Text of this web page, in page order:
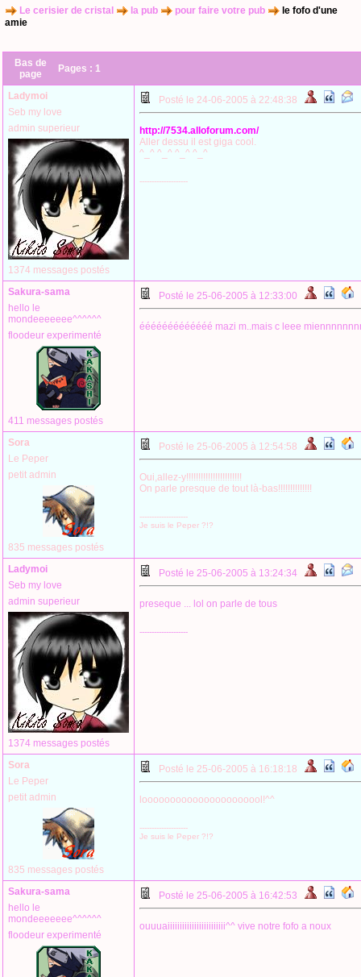
Le cerisier de cristal la pub pour faire votre pub
le fofo d'une
amie
Bas de
page
Pages : 1
Ladymoi
Seb my love
admin superieur
1374 messages postés
Posté le 24-06-2005 à 22:48:38
http://7534.alloforum.com/
Aller dessu il est giga cool.
^_^ ^_^ ^_^ ^_^
--------------------
Sakura-sama
hello le
mondeeeeeee^^^^^^
floodeur experimenté
411 messages postés
Posté le 25-06-2005 à 12:33:00
ééééééééééééé mazi m..mais c leee
Sora
Le Peper
petit admin
835 messages postés
Posté le 25-06-2005 à 12:54:58
Oui,allez-y!!!!!!!!!!!!!!!!!!!!!!!
On parle presque de tout là-bas!!!!!!!!!!!!!!
--------------------
Je suis le Peper ?!?
Ladymoi
Seb my love
admin superieur
1374 messages postés
Posté le 25-06-2005 à 13:24:34
preseque ... lol on parle de tous
--------------------
Sora
Le Peper
petit admin
835 messages postés
Posté le 25-06-2005 à 16:18:18
loooooooooooooooooooool!^^
--------------------
Je suis le Peper ?!?
Sakura-sama
hello le
mondeeeeeee^^^^^^
floodeur experimenté
Posté le 25-06-2005 à 16:42:53
ouuuaiiiiiiiiiiiiiiiiiiiiiiii^^ vive notre fofo a noux